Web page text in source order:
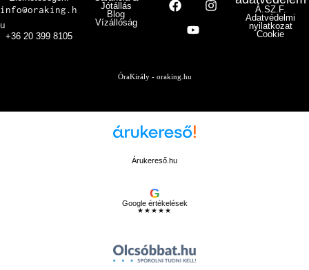
info@oraking.h
u
+36 20 399 8105
Jótállás
Blog
Vízállóság
Á.SZ.F.
Adatvédelmi
nyilatkozat
Cookie
ÓraKirály - oraking.hu
Árukereső.hu
G
Google értékelések
★★★★★